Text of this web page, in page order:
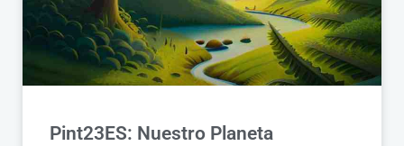
Pint23ES: Nuestro Planeta